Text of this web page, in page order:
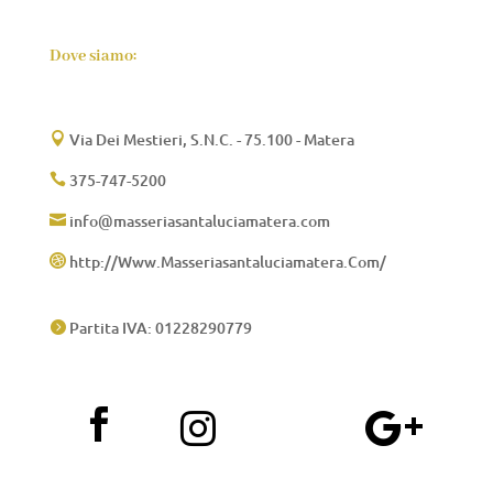
Dove siamo:
 Via Dei Mestieri, S.N.C. - 75.100 - Matera
375-747-5200
info@masseriasantaluciamatera.com
http://Www.Masseriasantaluciamatera.Com/
Partita IVA: 01228290779
  